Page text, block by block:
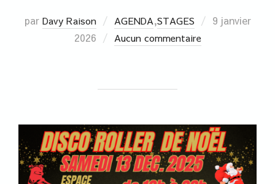
par Davy Raison AGENDA,STAGES
9 janvier
2026
Aucun commentaire